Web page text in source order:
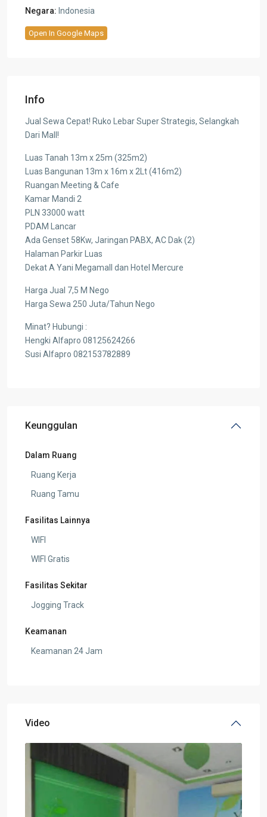
Negara: Indonesia
Open In Google Maps
Info
Jual Sewa Cepat! Ruko Lebar Super Strategis, Selangkah
Dari Mall!
Luas Tanah 13m x 25m (325m2)
Luas Bangunan 13m x 16m x 2Lt (416m2)
Ruangan Meeting & Cafe
Kamar Mandi 2
PLN 33000 watt
PDAM Lancar
Ada Genset 58Kw, Jaringan PABX, AC Dak (2)
Halaman Parkir Luas
Dekat A Yani Megamall dan Hotel Mercure
Harga Jual 7,5 M Nego
Harga Sewa 250 Juta/Tahun Nego
Minat? Hubungi :
Hengki Alfapro 08125624266
Susi Alfapro 082153782889
Keunggulan
Dalam Ruang
Ruang Kerja
Ruang Tamu
Fasilitas Lainnya
WIFI
WIFI Gratis
Fasilitas Sekitar
Jogging Track
Keamanan
Keamanan 24 Jam
Video